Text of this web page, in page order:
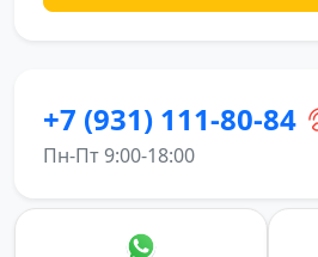
+7 (931) 111-80-84
Пн-Пт 9:00-18:00